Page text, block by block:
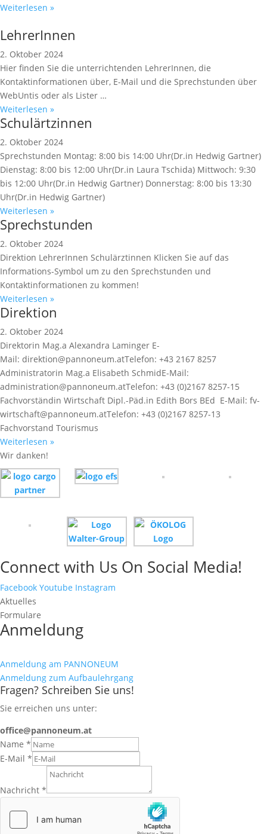
Weiterlesen »
LehrerInnen
2. Oktober 2024
Hier finden Sie die unterrichtenden LehrerInnen, die
Kontaktinformationen über, E-Mail und die Sprechstunden über
WebUntis oder als Lister …
Weiterlesen »
Schulärtzinnen
2. Oktober 2024
Sprechstunden Montag: 8:00 bis 14:00 Uhr(Dr.in Hedwig Gartner)
Dienstag: 8:00 bis 12:00 Uhr(Dr.in Laura Tschida) Mittwoch: 9:30
bis 12:00 Uhr(Dr.in Hedwig Gartner) Donnerstag: 8:00 bis 13:30
Uhr(Dr.in Hedwig Gartner)
Weiterlesen »
Sprechstunden
2. Oktober 2024
Direktion LehrerInnen Schulärztinnen Klicken Sie auf das
Informations-Symbol um zu den Sprechstunden und
Kontaktinformationen zu kommen!
Weiterlesen »
Direktion
2. Oktober 2024
Direktorin Mag.a Alexandra Laminger E-
Mail: direktion@pannoneum.atTelefon: +43 2167 8257
Administratorin Mag.a Elisabeth SchmidE-Mail:
administration@pannoneum.atTelefon: +43 (0)2167 8257-15
Fachvorständin Wirtschaft Dipl.-Päd.in Edith Bors BEd E-Mail: fv-
wirtschaft@pannoneum.atTelefon: +43 (0)2167 8257-13
Fachvorstand Tourismus
Weiterlesen »
Wir danken!
Connect with Us On Social Media!
Facebook Youtube Instagram
Aktuelles
Formulare
Anmeldung
Anmeldung am PANNONEUM
Anmeldung zum Aufbaulehrgang
Fragen? Schreiben Sie uns!
Sie erreichen uns unter:
office@pannoneum.at
Name *
E-Mail *
Nachricht *